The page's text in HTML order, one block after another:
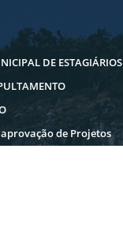
DE ESTAGIÁRIOS
de Projetos